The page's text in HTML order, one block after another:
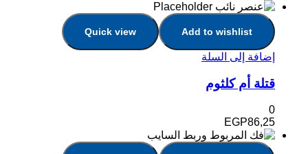
Add to wishlist
Quick view
إضافة إلى السلة
قتلة أم كلثوم
0
EGP86,25